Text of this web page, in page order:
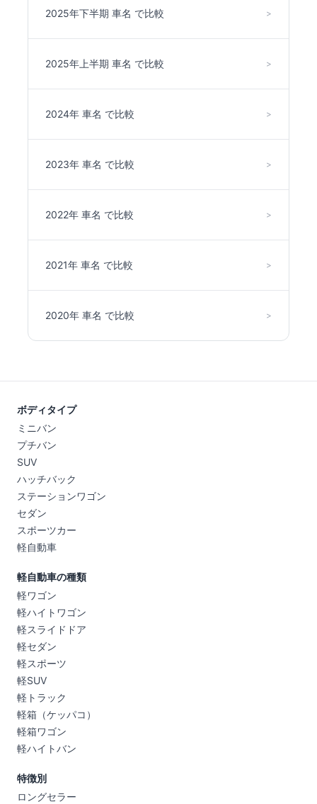
2025年下半期 車名 で比較 >
2025年上半期 車名 で比較 >
2024年 車名 で比較 >
2023年 車名 で比較 >
2022年 車名 で比較 >
2021年 車名 で比較 >
2020年 車名 で比較 >
ボディタイプ
ミニバン
プチバン
SUV
ハッチバック
ステーションワゴン
セダン
スポーツカー
軽自動車
軽自動車の種類
軽ワゴン
軽ハイトワゴン
軽スライドドア
軽セダン
軽スポーツ
軽SUV
軽トラック
軽箱（ケッパコ）
軽箱ワゴン
軽ハイトバン
特徴別
ロングセラー